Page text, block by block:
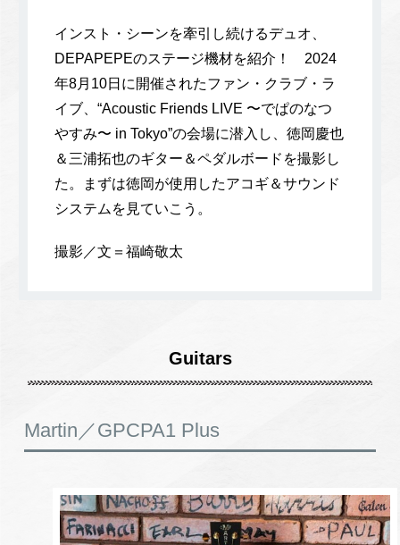
インスト・シーンを牽引し続けるデュオ、
DEPAPEPEのステージ機材を紹介！ 2024
年8月10日に開催されたファン・クラブ・ラ
イブ、“Acoustic Friends LIVE 〜でぱのなつ
やすみ〜 in Tokyo”の会場に潜入し、徳岡慶也
＆三浦拓也のギター＆ペダルボードを撮影し
た。まずは徳岡が使用したアコギ＆サウンド
システムを見ていこう。
撮影／文＝福崎敬太
Guitars
Martin／GPCPA1 Plus